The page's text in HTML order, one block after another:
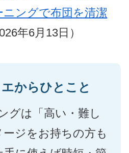
ニングで布団を清潔
年6月13日）
からひとこと
グは「高い・難し
ジをお持ちの方も